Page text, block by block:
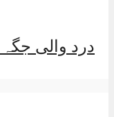
درد والی